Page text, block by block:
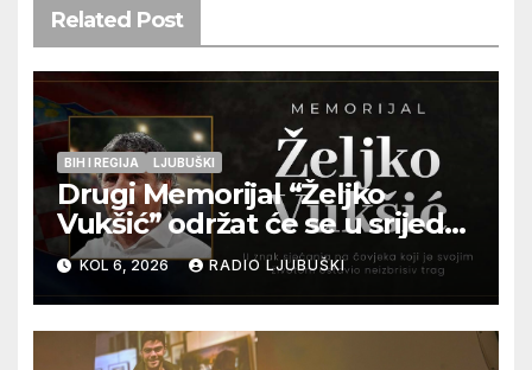
Related Post
BIH I REGIJA LJUBUŠKI
Drugi Memorijal “Željko
Vukšić” održat će se u srijedu
12. kolovoza u Otoku
KOL 6, 2026 RADIO LJUBUŠKI